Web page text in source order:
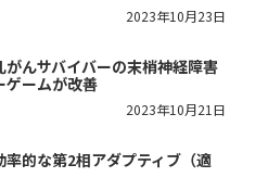
2023年10月23日
んサバイバーの末梢神経障害
ゲームが改善
2023年10月21日
的な第2相アダプティブ（適